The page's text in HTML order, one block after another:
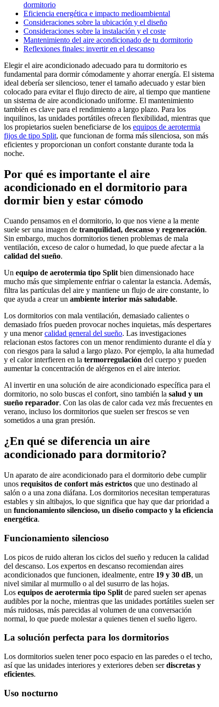
dormitorio
Eficiencia energética e impacto medioambiental
Consideraciones sobre la ubicación y el diseño
Consideraciones sobre la instalación y el coste
Mantenimiento del aire acondicionado de tu dormitorio
Reflexiones finales: invertir en el descanso
Elegir el aire acondicionado adecuado para tu dormitorio es
fundamental para dormir cómodamente y ahorrar energía. El sistema
ideal debería ser silencioso, tener el tamaño adecuado y estar bien
colocado para evitar el flujo directo de aire, al tiempo que mantiene
un sistema de aire acondicionado uniforme. El mantenimiento
también es clave para el rendimiento a largo plazo. Para los
inquilinos, las unidades portátiles ofrecen flexibilidad, mientras que
los propietarios suelen beneficiarse de los equipos de aerotermia
fijos de tipo Split, que funcionan de forma más silenciosa, son más
eficientes y proporcionan un confort constante durante toda la
noche.
Por qué es importante el aire
acondicionado en el dormitorio para
dormir bien y estar cómodo
Cuando pensamos en el dormitorio, lo que nos viene a la mente
suele ser una imagen de tranquilidad, descanso y regeneración.
Sin embargo, muchos dormitorios tienen problemas de mala
ventilación, exceso de calor o humedad, lo que puede afectar a la
calidad del sueño.
Un equipo de aerotermia tipo Splitbien dimensionado hace
mucho más que simplemente enfriar o calentar la estancia. Además,
filtra las partículas del aire y mantiene un flujo de aire constante, lo
que ayuda a crear un ambiente interior más saludable.
Los dormitorios con mala ventilación, demasiado calientes o
demasiado fríos pueden provocar noches inquietas, más despertares
y una menorcalidad general del sueño. Las investigaciones
relacionan estos factores con un menor rendimiento durante el día y
con riesgos para la salud a largo plazo. Por ejemplo, la alta humedad
y el calor interfieren en la termorregulación del cuerpo y pueden
aumentar la concentración de alérgenos en el aire interior.
Al invertir en una solución de aire acondicionado específica para el
dormitorio, no solo buscas el confort, sino también la salud y un
sueño reparador. Con las olas de calor cada vez más frecuentes en
verano, incluso los dormitorios que suelen ser frescos se ven
sometidos a una gran presión.
¿En qué se diferencia un aire
acondicionado para dormitorio?
Un aparato de aire acondicionado para el dormitorio debe cumplir
unos requisitos de confort más estrictos que uno destinado al
salón o a una zona diáfana. Los dormitorios necesitan temperaturas
estables y sin altibajos, lo que significa que hay que dar prioridad a
un funcionamiento silencioso, un diseño compacto y la eficiencia
energética.
Funcionamiento silencioso
Los picos de ruido alteran los ciclos del sueño y reducen la calidad
del descanso. Los expertos en descanso recomiendan aires
acondicionados que funcionen, idealmente, entre 19 y 30 dB, un
nivel similar al murmullo o al del susurro de las hojas.
Los equipos de aerotermia tipo Split de pared suelen ser apenas
audibles por la noche, mientras que las unidades portátiles suelen ser
más ruidosas, más parecidas al volumen de una conversación
normal, lo que puede molestar a quienes tienen el sueño ligero.
La solución perfecta para los dormitorios
Los dormitorios suelen tener poco espacio en las paredes o el techo,
así que las unidades interiores y exteriores deben serdiscretas y
eficientes.
Uso nocturno